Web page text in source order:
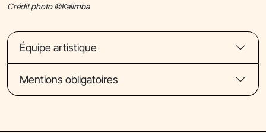
Crédit photo ©Kalimba
Équipe artistique
Mentions obligatoires